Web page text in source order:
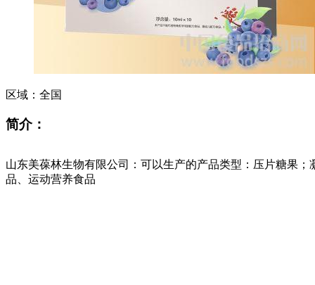
区域： 全国
简介：
山东美葆林生物有限公司：可以生产的产品类型：压片糖果
品、运动营养食品